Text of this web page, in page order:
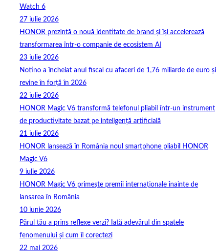
Watch 6
27 iulie 2026
HONOR prezintă o nouă identitate de brand și își accelerează
transformarea într-o companie de ecosistem AI
23 iulie 2026
Notino a încheiat anul fiscal cu afaceri de 1,76 miliarde de euro și
revine în forță în 2026
22 iulie 2026
HONOR Magic V6 transformă telefonul pliabil într-un instrument
de productivitate bazat pe inteligență artificială
21 iulie 2026
HONOR lansează în România noul smartphone pliabil HONOR
Magic V6
9 iulie 2026
HONOR Magic V6 primește premii internaționale înainte de
lansarea în România
10 iunie 2026
Părul tău a prins reflexe verzi? Iată adevărul din spatele
fenomenului și cum îl corectezi
22 mai 2026